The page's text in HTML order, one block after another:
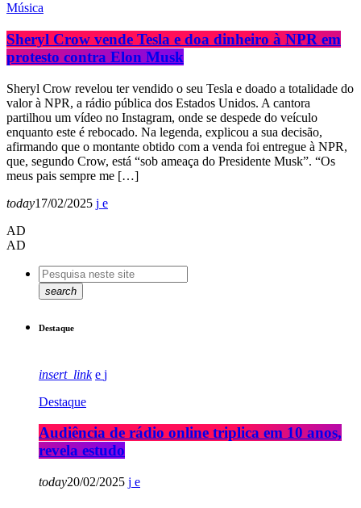
Música
Sheryl Crow vende Tesla e doa dinheiro à NPR em
protesto contra Elon Musk
Sheryl Crow revelou ter vendido o seu Tesla e doado a totalidade do
valor à NPR, a rádio pública dos Estados Unidos. A cantora
partilhou um vídeo no Instagram, onde se despede do veículo
enquanto este é rebocado. Na legenda, explicou a sua decisão,
afirmando que o montante obtido com a venda foi entregue à NPR,
que, segundo Crow, está “sob ameaça do Presidente Musk”. “Os
meus pais sempre me […]
today17/02/2025
AD
AD
search
Destaque
insert_link
Destaque
Audiência de rádio online triplica em 10 anos,
revela estudo
today20/02/2025